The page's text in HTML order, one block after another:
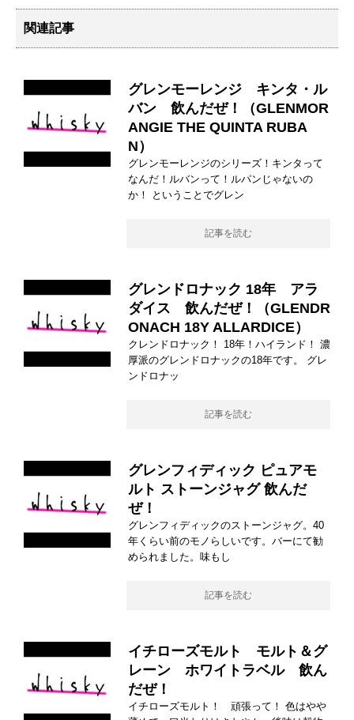
関連記事
グレンモーレンジ キンタ・ル
バン 飲んだぜ！（GLENMOR
ANGIE THE QUINTA RUBA
N）
グレンモーレンジのシリーズ！キンタって
なんだ！ルバンって！ルパンじゃないの
か！ ということでグレン
記事を読む
グレンドロナック 18年 アラ
ダイス 飲んだぜ！（GLENDR
ONACH 18Y ALLARDICE）
クレンドロナック！ 18年！ハイランド！ 濃
厚派のグレンドロナックの18年です。 グレ
ンドロナッ
記事を読む
グレンフィディック ピュアモ
ルト ストーンジャグ 飲んだ
ぜ！
グレンフィディックのストーンジャグ。40
年くらい前のモノらしいです。バーにて勧
められました。味もし
記事を読む
イチローズモルト モルト＆グ
レーン ホワイトラベル 飲ん
だぜ！
イチローズモルト！ 頑張って！ 色はやや